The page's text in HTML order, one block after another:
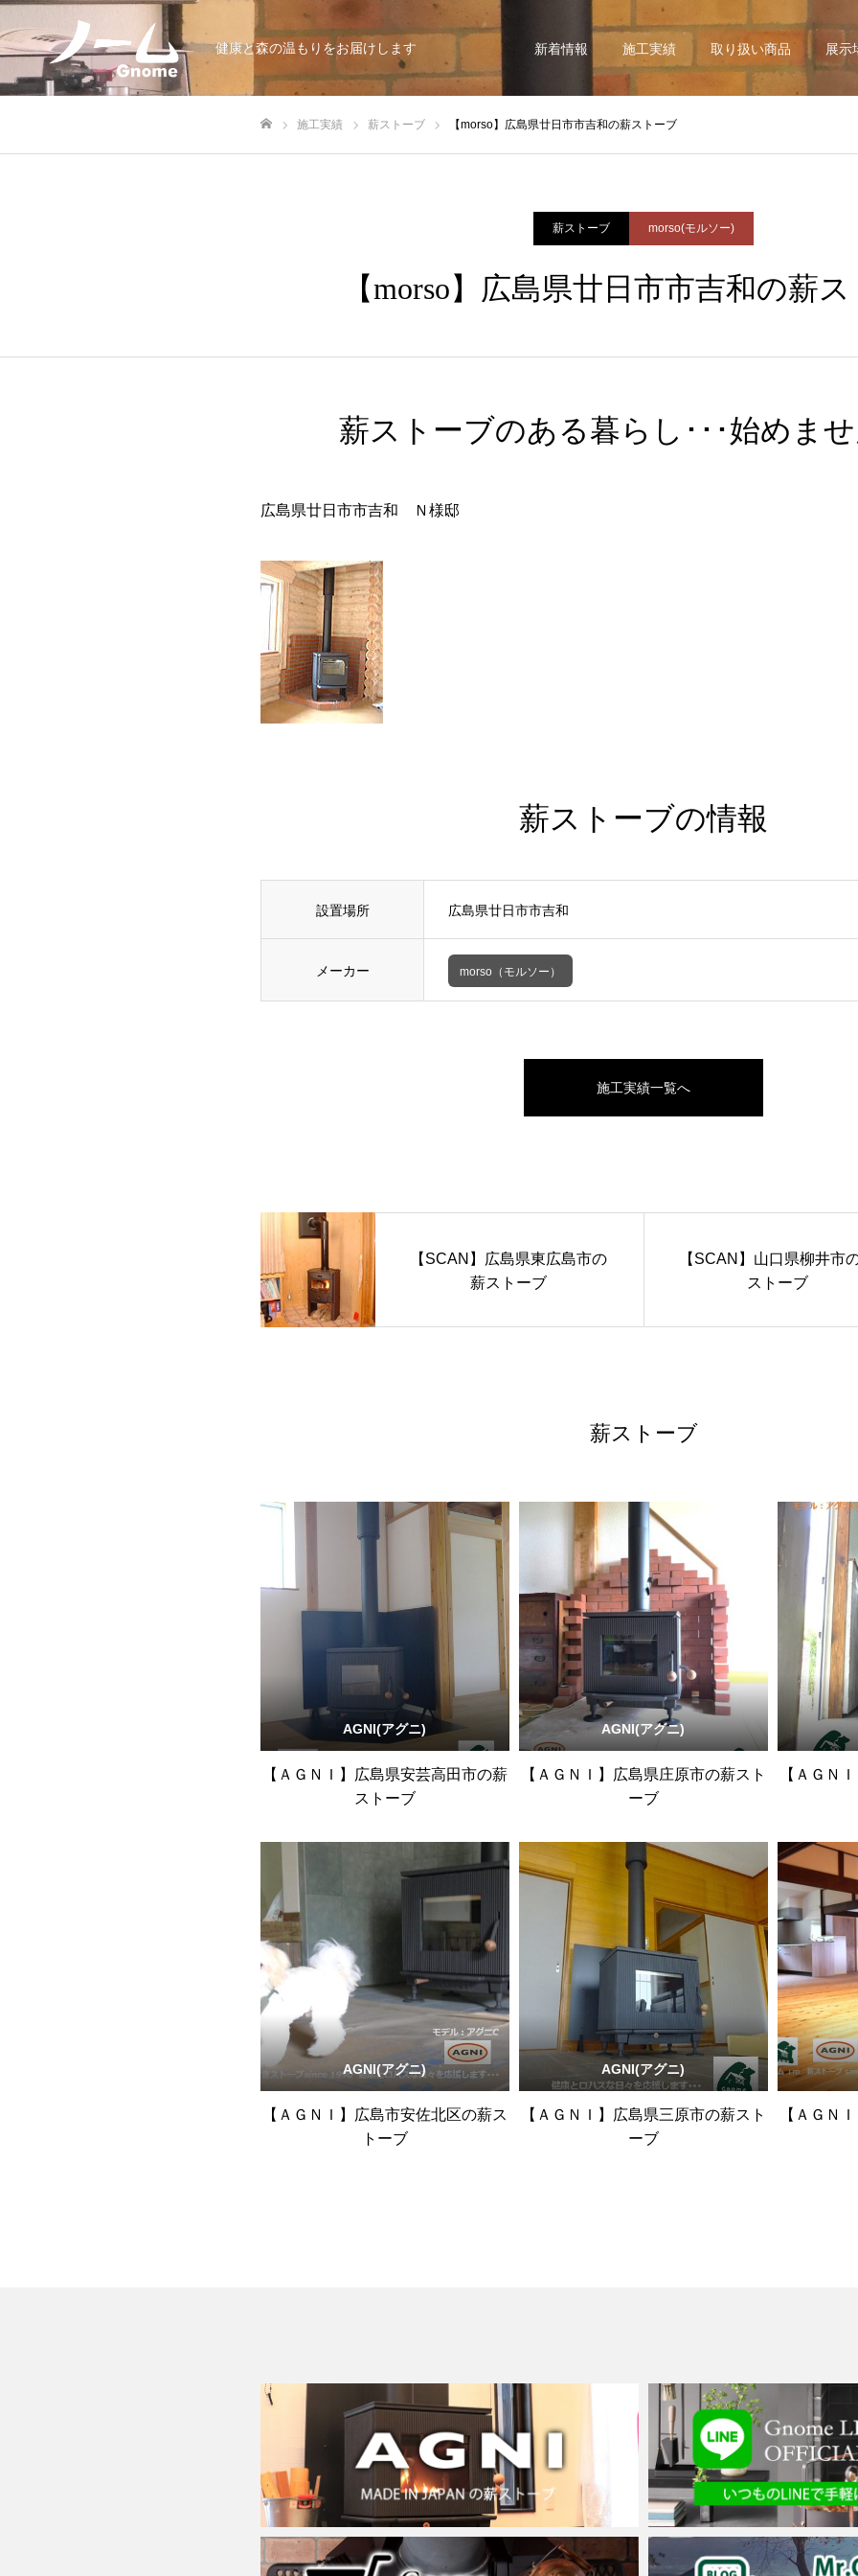
健康と森の温もりをお届けします 新着情報 施工実績 取り扱い商品 展示
施工実績 薪ストーブ 【morso】広島県廿日市市吉和の薪ストーブ
薪ストーブ morso(モルソー)
【morso】広島県廿日市市吉和の薪
薪ストーブのある暮らし･･･始めま
広島県廿日市市吉和 Ｎ様邸
薪ストーブの情報
設置場所 広島県廿日市市吉和
メーカー morso（モルソー）
施工実績一覧へ
【SCAN】広島県東広島市の
薪ストーブ
【SCAN】山口県柳井市
ストーブ
薪ストーブ
AGNI(アグニ)
【ＡＧＮＩ】広島県安芸高田市の薪
ストーブ
AGNI(アグニ)
【ＡＧＮＩ】広島県庄原市の薪スト
ーブ
【ＡＧＮ
AGNI(アグニ)
【ＡＧＮＩ】広島市安佐北区の薪ス
トーブ
AGNI(アグニ)
【ＡＧＮＩ】広島県三原市の薪スト
ーブ
【ＡＧＮ